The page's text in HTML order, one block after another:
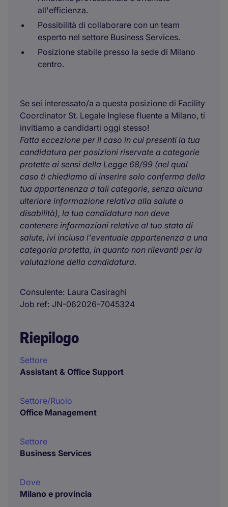
all'efficienza.
Possibilità di collaborare con un team
esperto nel settore Business Services.
Posizione stabile presso la sede di Milano
centro.
Se sei interessato/a a questa posizione di Facility
Coordinator St. Legale Inglese fluente a Milano, ti
invitiamo a candidarti oggi stesso!
Fatta eccezione per il caso in cui presenti la tua
candidatura per posizioni riservate a categorie
protette ai sensi della Legge 68/99 (nel qual
caso ti chiediamo di inserire solo conferma della
tua appartenenza a tali categorie, senza alcuna
ulteriore informazione relativa alla salute o
disabilità), la tua candidatura non deve
contenere informazioni relative al tuo stato di
salute, ivi inclusa l'eventuale appartenenza a una
categoria protetta, in quanto non rilevanti per la
valutazione della candidatura.
Consulente Laura Casiraghi
Job ref JN-062026-7045324
Riepilogo
Settore
Assistant & Office Support
Settore/Ruolo
Office Management
Settore
Business Services
Dove
Milano e provincia